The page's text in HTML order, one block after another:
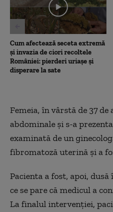
Cum afectează seceta extremă
și invazia de ciori recoltele
României: pierderi uriașe și
disperare la sate
Femeia, în vârstă de 37
abdominale şi s-a
examinată de un
fibromatoză uterină și a
Pacienta a fost, apoi,
ce se pare că medicul a
La finalul intervenţiei,